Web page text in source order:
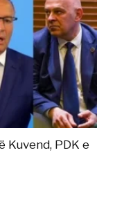
Kuvend, PDK e